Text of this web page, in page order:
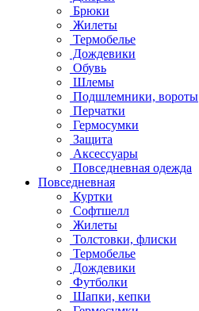
Брюки
Жилеты
Термобелье
Дождевики
Обувь
Шлемы
Подшлемники, вороты
Перчатки
Гермосумки
Защита
Аксессуары
Повседневная одежда
Повседневная
Куртки
Софтшелл
Жилеты
Толстовки, флиски
Термобелье
Дождевики
Футболки
Шапки, кепки